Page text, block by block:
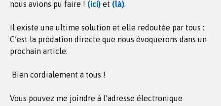
nous avions pu faire ! (ici) et (là).
Il existe une ultime solution et elle redoutée par tous :
C’est la prédation directe que nous évoquerons dans un
prochain article.
Bien cordialement à tous !
Vous pouvez me joindre à l’adresse électronique